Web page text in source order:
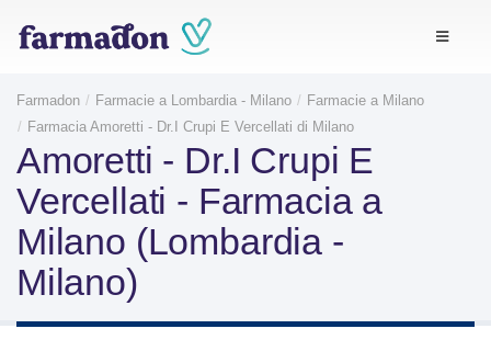
Farmadon Farmacie a Lombardia - Milano
Farmacie a Milano
Farmacia Amoretti - Dr.I Crupi E Vercellati di Milano
Amoretti - Dr.I Crupi E
Vercellati - Farmacia a
Milano (Lombardia -
Milano)